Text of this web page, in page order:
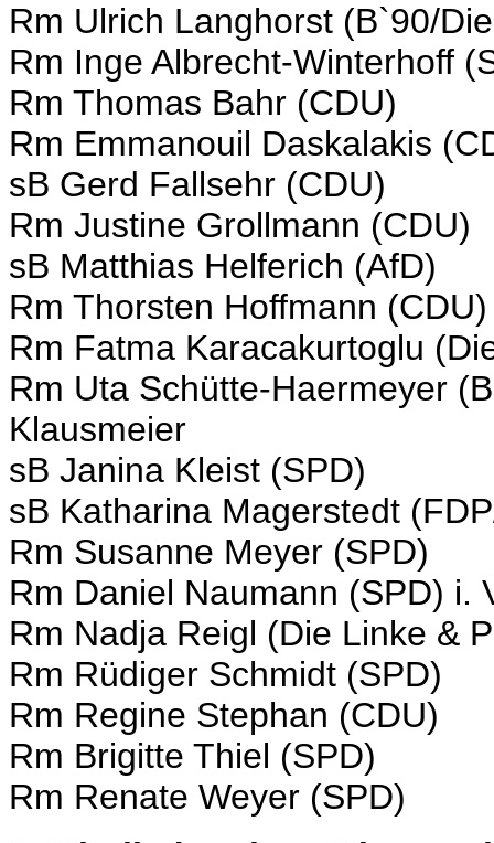
Rm Ulrich Langhorst (B`90/
Rm Inge Albrecht-Winterhoff
Rm Thomas Bahr (CDU)
Rm Emmanouil Daskalakis
sB Gerd Fallsehr (CDU)
Rm Justine Grollmann (CDU)
sB Matthias Helferich (AfD)
Rm Thorsten Hoffmann (CDU)
Rm Fatma Karacakurtoglu
Rm Uta Schütte-Haermeyer
Klausmeier
sB Janina Kleist (SPD)
sB Katharina Magerstedt
Rm Susanne Meyer (SPD)
Rm Daniel Naumann (SPD) i.
Rm Nadja Reigl (Die Linke &
Rm Rüdiger Schmidt (SPD)
Rm Regine Stephan (CDU)
Rm Brigitte Thiel (SPD)
Rm Renate Weyer (SPD)